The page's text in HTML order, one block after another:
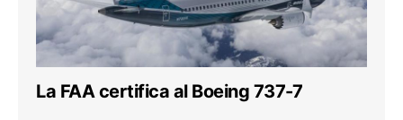
La FAA certifica al Boeing 737-7